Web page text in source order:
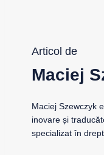
Articol de
Maciej
Maciej Szewczyk
inovare și
specializat în